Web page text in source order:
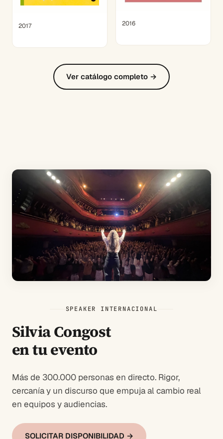
2017 2016
Ver catálogo completo →
SPEAKER INTERNACIONAL
Silvia Congost
en tu evento
Más de 300.000 personas en directo. Rigor,
cercanía y un discurso que empuja al cambio real
en equipos y audiencias.
SOLICITAR DISPONIBILIDAD →